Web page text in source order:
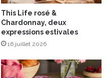
This Life rosé &
Chardonnay, deux
expressions estivales
16 juillet 2026